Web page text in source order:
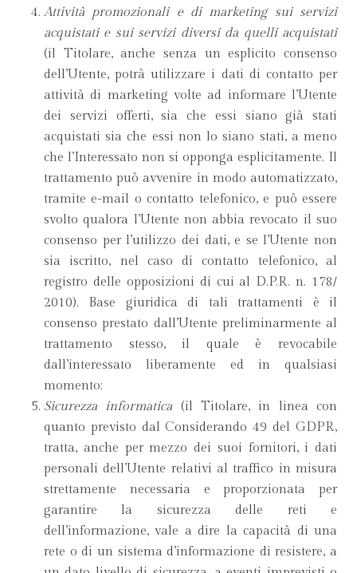
Attività promozionali e di marketing sui servizi
acquistati e sui servizi diversi da quelli acquistati
(il Titolare, anche senza un esplicito consenso
dell’Utente, potrà utilizzare i dati di contatto per
attività di marketing volte ad informare l’Utente
dei servizi offerti, sia che essi siano già stati
acquistati sia che essi non lo siano stati, a meno
che l’Interessato non si opponga esplicitamente. Il
trattamento può avvenire in modo automatizzato,
tramite e-mail o contatto telefonico, e può essere
svolto qualora l’Utente non abbia revocato il suo
consenso per l’utilizzo dei dati, e se l’Utente non
sia iscritto, nel caso di contatto telefonico, al
registro delle opposizioni di cui al D.P.R. n. 178/
2010). Base giuridica di tali trattamenti è il
consenso prestato dall’Utente preliminarmente al
trattamento stesso, il quale è revocabile
dall’interessato liberamente ed in qualsiasi
momento;
Sicurezza informatica (il Titolare, in linea con
quanto previsto dal Considerando 49 del GDPR,
tratta, anche per mezzo dei suoi fornitori, i dati
personali dell’Utente relativi al traffico in misura
strettamente necessaria e proporzionata per
garantire la sicurezza delle reti e
dell’informazione, vale a dire la capacità di una
rete o di un sistema d’informazione di resistere, a